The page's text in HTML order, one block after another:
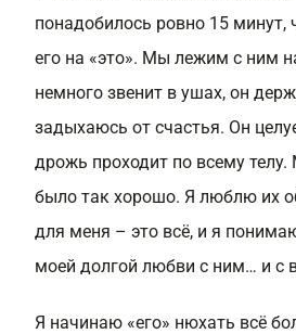
понадобилось ровно 15 минут,
его на «это». Мы лежим с ним
немного звенит в ушах, он
задыхаюсь от счастья. Он
дрожь проходит по всему телу.
было так хорошо. Я люблю их
для меня – это всё, и я
моей долгой любви с ним… и с
Я начинаю «его» нюхать всё